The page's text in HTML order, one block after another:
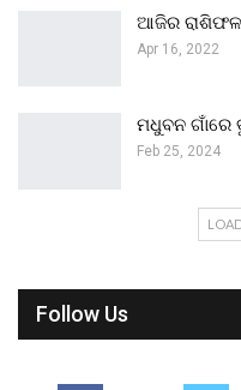
ଆଜିର ରାଶିଫଳ
Apr 16, 2022
ମଧୁବନ ଗାଁରେ
Feb 25, 2024
Follow Us